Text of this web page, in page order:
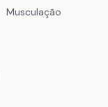
Musculação